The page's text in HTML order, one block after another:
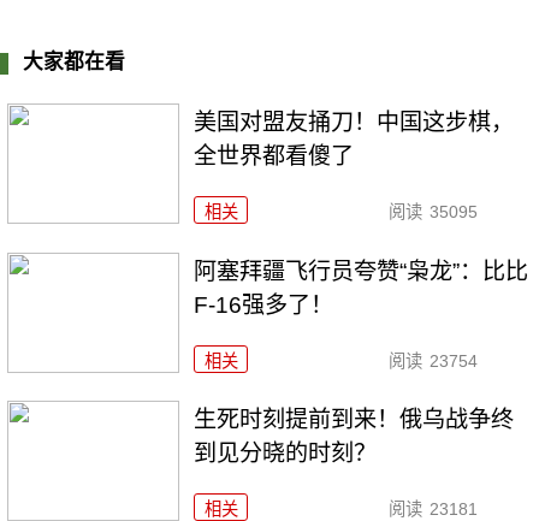
大家都在看
美国对盟友捅刀！中国这步棋，
全世界都看傻了
相关 阅读 35095
阿塞拜疆飞行员夸赞“枭龙”：比比
F-16强多了！
相关 阅读 23754
生死时刻提前到来！俄乌战争终
到见分晓的时刻？
相关 阅读 23181